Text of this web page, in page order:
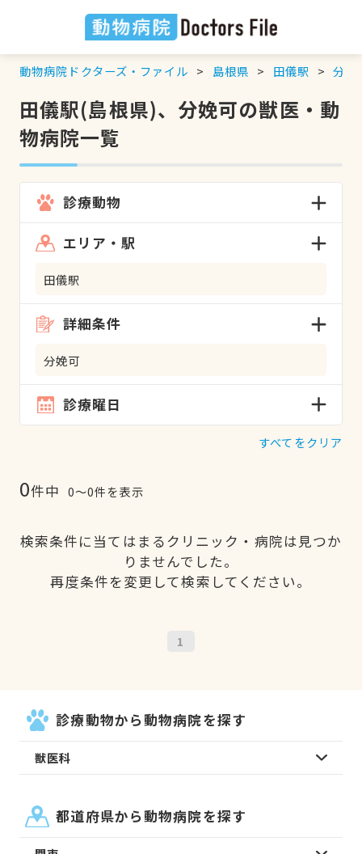
動物病院ドクターズ・ファイル 島根県 田儀駅 分娩
田儀駅(島根県)、分娩可の獣医・動
物病院一覧
診療動物
エリア・駅
田儀駅
詳細条件
分娩可
診療曜日
すべてをクリア
0件中 0〜0件を表示
検索条件に当てはまるクリニック・病院は見つか
りませんでした。
再度条件を変更して検索してください。
1
診療動物から動物病院を探す
獣医科
都道府県から動物病院を探す